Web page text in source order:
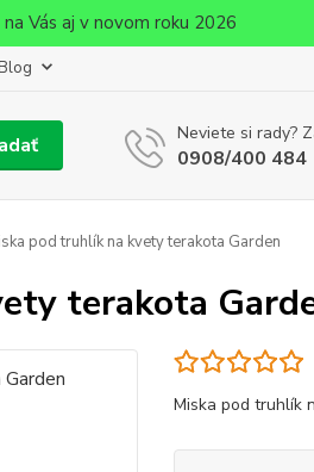
Vás aj v novom roku 2026
Blog
Neviete si rady?
0908/400 484
pod truhlík na kvety terakota Garden
terakota
Miska pod truhlík